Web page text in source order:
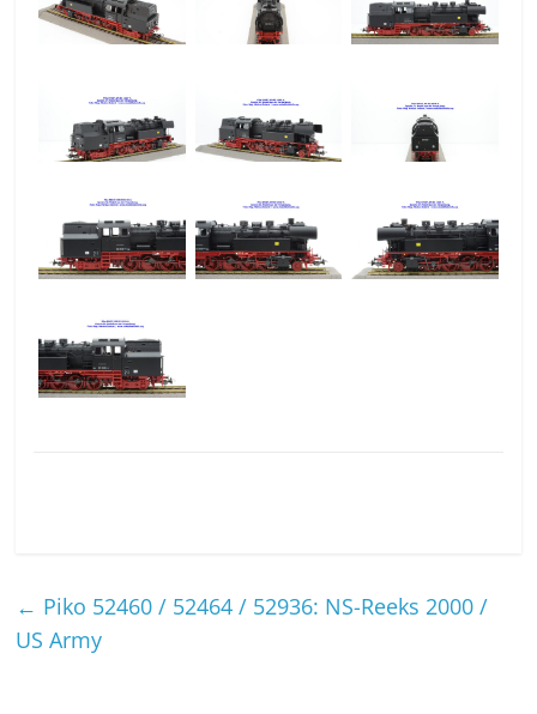
← Piko 52460 / 52464 / 52936: NS-Reeks 2000 /
US Army